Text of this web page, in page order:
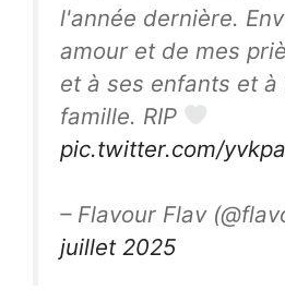
l'année dernière.
amour et de mes
et à ses enfants et à
famille. RIP
pic.twitter.com/
– Flavour Flav
juillet 2025